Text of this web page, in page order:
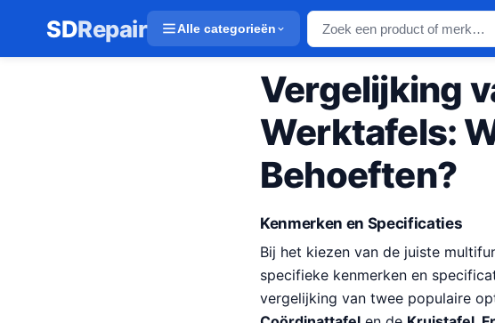
SDRepair Alle categorieën
Vergelijking
Werktafels:
Behoeften?
Kenmerken en Specificaties
Bij het kiezen van de juiste
specifieke kenmerken en
vergelijking van twee populaire